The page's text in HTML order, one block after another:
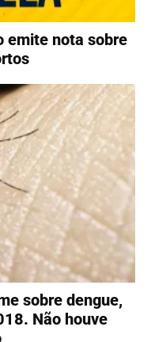
emite nota sobre
sobre dengue,
Não houve